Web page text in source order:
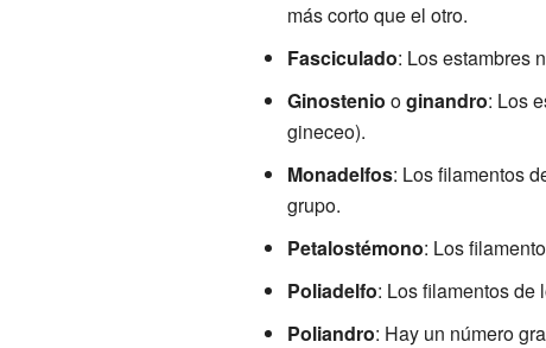
más corto que el otro.
Fasciculado: Los estambres
Ginostenio oginandro: Los
gineceo).
Monadelfos: Los filamentos
grupo.
Petalostémono: Los
Poliadelfo: Los filamentos de
Poliandro: Hay un número